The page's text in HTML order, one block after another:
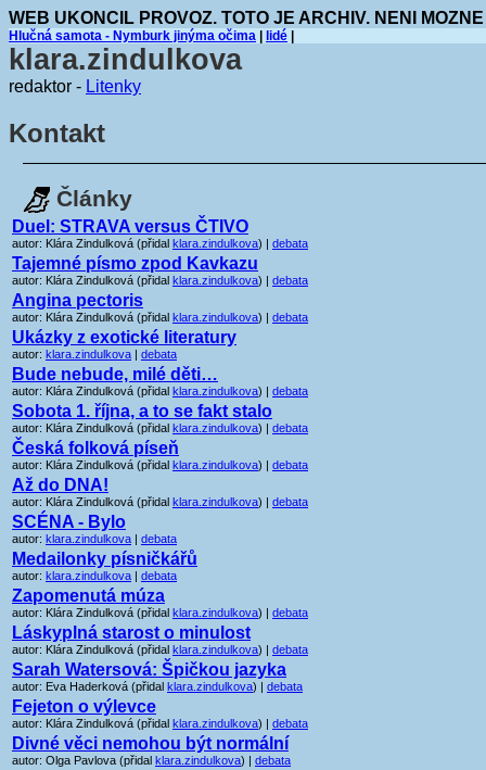
WEB UKONCIL PROVOZ. TOTO JE ARCHIV. NENI
Hlučná samota - Nymburk jinýma očima lidé
klara.zindulkova
redaktor - Litenky
Kontakt
Články
Duel: STRAVA versus ČTIVO
autor: Klára Zindulková (přidal klara.zindulkova) | debata
Tajemné písmo zpod Kavkazu
autor: Klára Zindulková (přidal klara.zindulkova) | debata
Angina pectoris
autor: Klára Zindulková (přidal klara.zindulkova) | debata
Ukázky z exotické literatury
autor: klara.zindulkova | debata
Bude nebude, milé děti…
autor: Klára Zindulková (přidal klara.zindulkova) | debata
Sobota 1. října, a to se fakt stalo
autor: Klára Zindulková (přidal klara.zindulkova) | debata
Česká folková píseň
autor: Klára Zindulková (přidal klara.zindulkova) | debata
Až do DNA!
autor: Klára Zindulková (přidal klara.zindulkova) | debata
SCÉNA - Bylo
autor: klara.zindulkova | debata
Medailonky písničkářů
autor: klara.zindulkova | debata
Zapomenutá múza
autor: Klára Zindulková (přidal klara.zindulkova) | debata
Láskyplná starost o minulost
autor: Klára Zindulková (přidal klara.zindulkova) | debata
Sarah Watersová: Špičkou jazyka
autor: Eva Haderková (přidal klara.zindulkova) | debata
Fejeton o výlevce
autor: Klára Zindulková (přidal klara.zindulkova) | debata
Divné věci nemohou být normální
autor: Olga Pavlova (přidal klara.zindulkova) | debata